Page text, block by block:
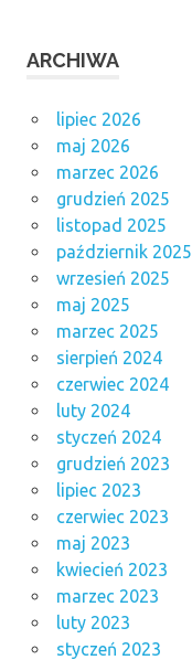
ARCHIWA
lipiec 2026
maj 2026
marzec 2026
grudzień 2025
listopad 2025
październik 2025
wrzesień 2025
maj 2025
marzec 2025
sierpień 2024
czerwiec 2024
luty 2024
styczeń 2024
grudzień 2023
lipiec 2023
czerwiec 2023
maj 2023
kwiecień 2023
marzec 2023
luty 2023
styczeń 2023